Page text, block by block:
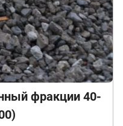
фракции 40-